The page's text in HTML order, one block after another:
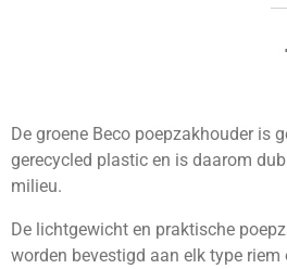
De groene Beco poepzakhouder is
gerecycled plastic en is daarom
milieu.
De lichtgewicht en praktische
worden bevestigd aan elk type riem